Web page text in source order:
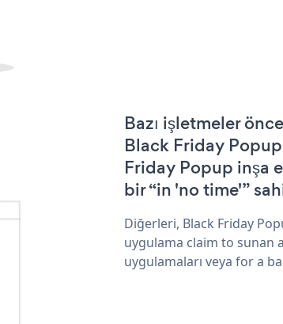
Bazı işletmeler
Black Friday
Friday Popup inşa
bir “in 'no time'”
Diğerleri, Black Friday
uygulama claim to sunan
uygulamaları veya for a